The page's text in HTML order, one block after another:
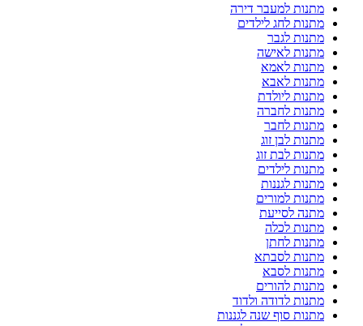
מתנות למעבר דירה
מתנות לחג לילדים
מתנות לגבר
מתנות לאישה
מתנות לאמא
מתנות לאבא
מתנות ליולדת
מתנות לחברה
מתנות לחבר
מתנות לבן זוג
מתנות לבת זוג
מתנות לילדים
מתנות לגננות
מתנות למורים
מתנה לסייעת
מתנות לכלה
מתנות לחתן
מתנות לסבתא
מתנות לסבא
מתנות להורים
מתנות לדודה ולדוד
מתנות סוף שנה לגננות